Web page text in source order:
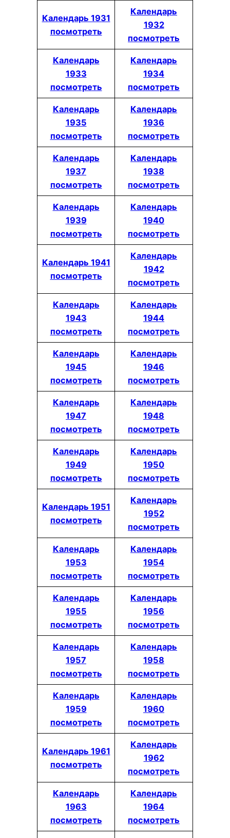
Календарь 1931
посмотреть
Календарь
1932
посмотреть
Календарь
1933
посмотреть
Календарь
1934
посмотреть
Календарь
1935
посмотреть
Календарь
1936
посмотреть
Календарь
1937
посмотреть
Календарь
1938
посмотреть
Календарь
1939
посмотреть
Календарь
1940
посмотреть
Календарь 1941
посмотреть
Календарь
1942
посмотреть
Календарь
1943
посмотреть
Календарь
1944
посмотреть
Календарь
1945
посмотреть
Календарь
1946
посмотреть
Календарь
1947
посмотреть
Календарь
1948
посмотреть
Календарь
1949
посмотреть
Календарь
1950
посмотреть
Календарь 1951
посмотреть
Календарь
1952
посмотреть
Календарь
1953
посмотреть
Календарь
1954
посмотреть
Календарь
1955
посмотреть
Календарь
1956
посмотреть
Календарь
1957
посмотреть
Календарь
1958
посмотреть
Календарь
1959
посмотреть
Календарь
1960
посмотреть
Календарь 1961
посмотреть
Календарь
1962
посмотреть
Календарь
1963
посмотреть
Календарь
1964
посмотреть